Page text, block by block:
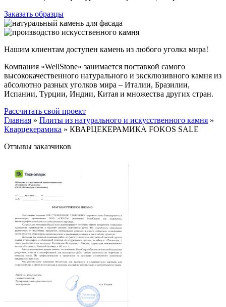
Заказать образцы
Нашим клиентам доступен камень из любого уголка мира!
Компания «WellStone» занимается поставкой самого
высококачественного натурального и эксклюзивного камня из
абсолютно разных уголков мира – Италии, Бразилии,
Испании, Турции, Индии, Китая и множества других стран.
Рассчитать свой проект
Главная » Плиты из натурального и искусственного камня »
Кварцекерамика » КВАРЦЕКЕРАМИКА FOKOS SALE
Отзывы заказчиков